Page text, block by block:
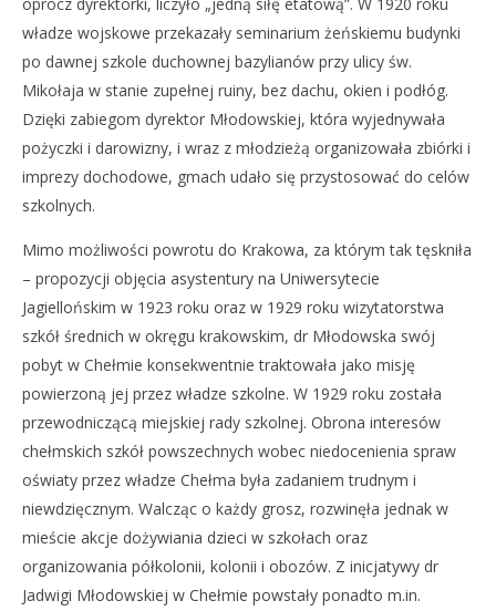
władze wojskowe przekazały seminarium żeńskiemu budynki
po dawnej szkole duchownej bazylianów przy ulicy św.
Mikołaja w stanie zupełnej ruiny, bez dachu, okien i podłóg.
Dzięki zabiegom dyrektor Młodowskiej, która wyjednywała
pożyczki i darowizny, i wraz z młodzieżą organizowała zbiórki i
imprezy dochodowe, gmach udało się przystosować do celów
szkolnych.
Mimo możliwości powrotu do Krakowa, za którym tak tęskniła
– propozycji objęcia asystentury na Uniwersytecie
Jagiellońskim w 1923 roku oraz w 1929 roku wizytatorstwa
szkół średnich w okręgu krakowskim, dr Młodowska swój
pobyt w Chełmie konsekwentnie traktowała jako misję
powierzoną jej przez władze szkolne. W 1929 roku została
przewodniczącą miejskiej rady szkolnej. Obrona interesów
chełmskich szkół powszechnych wobec niedocenienia spraw
oświaty przez władze Chełma była zadaniem trudnym i
niewdzięcznym. Walcząc o każdy grosz, rozwinęła jednak w
mieście akcje dożywiania dzieci w szkołach oraz
organizowania półkolonii, kolonii i obozów. Z inicjatywy dr
Jadwigi Młodowskiej w Chełmie powstały ponadto m.in.